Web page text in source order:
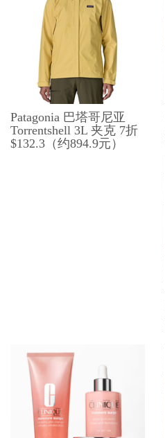
Patagonia 巴塔哥尼亚
Torrentshell 3L 夹克 7折
$132.3（约894.9元）